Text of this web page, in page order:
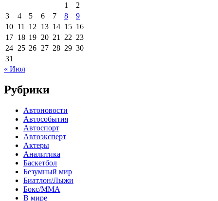
1
2
3
4 5 6 7 8
9
10 11 12 13 14 15 16
17 18 19 20 21 22 23
24 25 26 27 28 29 30
31
« Июл
Рубрики
Автоновости
Автособытия
Автоспорт
Автоэксперт
Актеры
Аналитика
Баскетбол
Безумный мир
Биатлон/Лыжи
Бокс/MMA
В мире